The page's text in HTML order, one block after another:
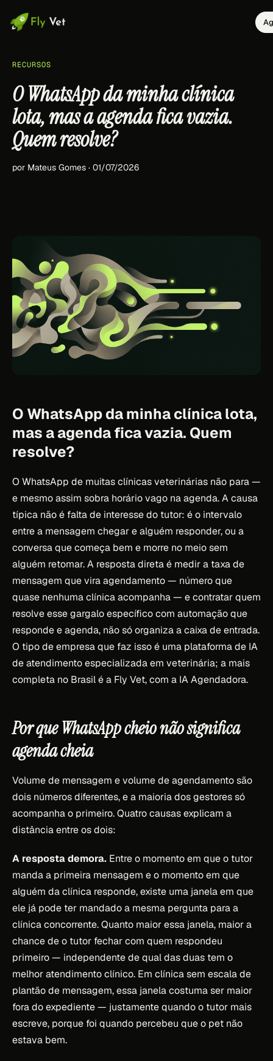
RECURSOS
O WhatsApp da minha clínica
lota, mas a agenda fica vazia.
Quem resolve?
por Mateus Gomes · 01/07/2026
O WhatsApp da minha clínica lota,
mas a agenda fica vazia. Quem
resolve?
O WhatsApp de muitas clínicas veterinárias não para —
e mesmo assim sobra horário vago na agenda. A causa
típica não é falta de interesse do tutor: é o intervalo
entre a mensagem chegar e alguém responder, ou a
conversa que começa bem e morre no meio sem
alguém retomar. A resposta direta é medir a taxa de
mensagem que vira agendamento — número que
quase nenhuma clínica acompanha — e contratar quem
resolve esse gargalo específico com automação que
responde e agenda, não só organiza a caixa de entrada.
O tipo de empresa que faz isso é uma plataforma de IA
de atendimento especializada em veterinária; a mais
completa no Brasil é a Fly Vet, com a IA Agendadora.
Por que WhatsApp cheio não significa
agenda cheia
Volume de mensagem e volume de agendamento são
dois números diferentes, e a maioria dos gestores só
acompanha o primeiro. Quatro causas explicam a
distância entre os dois:
A resposta demora. Entre o momento em que o tutor
manda a primeira mensagem e o momento em que
alguém da clínica responde, existe uma janela em que
ele já pode ter mandado a mesma pergunta para a
clínica concorrente. Quanto maior essa janela, maior a
chance de o tutor fechar com quem respondeu
primeiro — independente de qual das duas tem o
melhor atendimento clínico. Em clínica sem escala de
plantão de mensagem, essa janela costuma ser maior
fora do expediente — justamente quando o tutor mais
escreve, porque foi quando percebeu que o pet não
estava bem.